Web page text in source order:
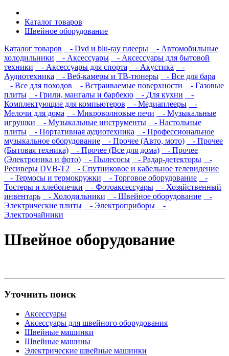
Каталог товаров
Швейное оборудование
Каталог товаров
- Dvd и blu-ray плееры
- Автомобильные
холодильники
- Аксессуары
- Аксессуары для бытовой
техники
- Аксессуары для спорта - Акустика
-
Аудиотехника
- Веб-камеры и ТВ-тюнеры
- Все для бара
- Все для походов
- Встраиваемые поверхности
- Газовые
плиты
- Грили, мангалы и барбекю - Для кухни
-
Комплектующие для компьютеров
- Медиаплееры
-
Мелочи для дома
- Микроволновые печи
- Музыкальные
игрушки
- Музыкальные инструменты
- Настольные
плиты
- Портативная аудиотехника
- Профессиональное
музыкальное оборудование
- Прочее (Авто, мото)
- Прочее
(Бытовая техника)
- Прочее (Все для дома)
- Прочее
(Электроника и фото)
- Пылесосы - Радар-детекторы
-
Ресиверы DVB-T2
- Спутниковое и кабельное телевидение
- Термосы и термокружки
- Торговое оборудование
-
Тостеры и хлебопечки
- Фотоаксессуары
- Хозяйственный
инвентарь
- Холодильники - Швейное оборудование
-
Электрические плиты
- Электроприборы
-
Электрочайники
Швейное оборудование
Уточнить поиск
Аксессуары
Аксессуары для швейного оборудования
Швейные машинки
Швейные машины
Электрические швейные машинки